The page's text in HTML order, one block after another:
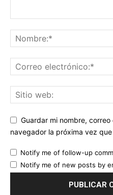
Guardar mi nombre,
navegador la próxima vez
Notify me of follow-up
Notify me of new posts by